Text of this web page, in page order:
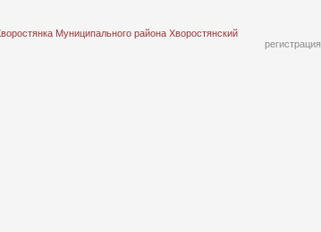
Муниципального района Хворостянский
регистрация